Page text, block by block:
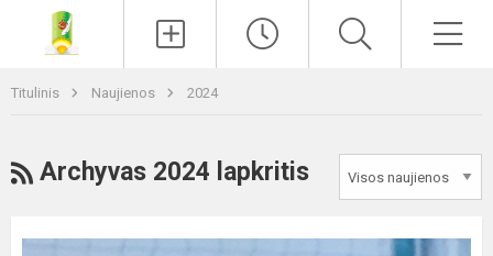
Titulinis Naujienos 2024
RSS
Archyvas 2024 lapkritis